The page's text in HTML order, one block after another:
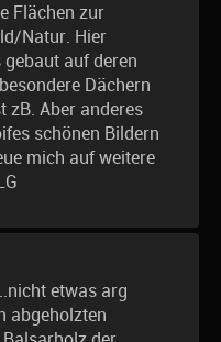
Flächen zur
Natur. Hier
auf deren
Dächern
zB. Aber anderes
schönen Bildern
mich auf weitere
etwas arg
abgeholzten